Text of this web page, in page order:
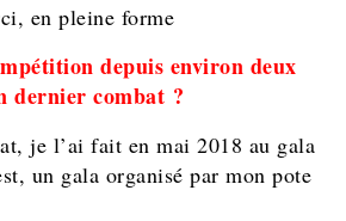
en pleine forme
depuis environ deux
dernier combat ?
je l’ai fait en mai 2018 au gala
un gala organisé par mon pote